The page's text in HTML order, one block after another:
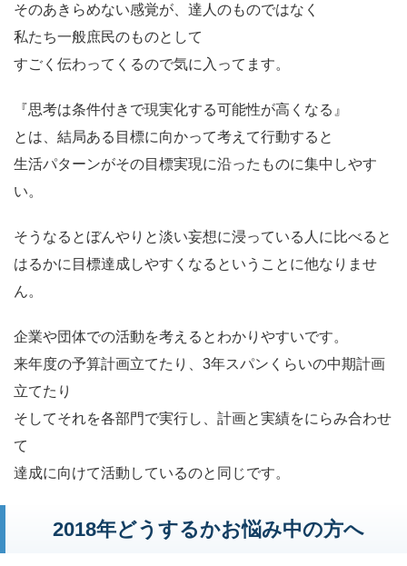
そのあきらめない感覚が、達人のものではなく
私たち一般庶民のものとして
すごく伝わってくるので気に入ってます。
『思考は条件付きで現実化する可能性が高くなる』
とは、結局ある目標に向かって考えて行動すると
生活パターンがその目標実現に沿ったものに集中しやす
い。
そうなるとぼんやりと淡い妄想に浸っている人に比べると
はるかに目標達成しやすくなるということに他なりませ
ん。
企業や団体での活動を考えるとわかりやすいです。
来年度の予算計画立てたり、3年スパンくらいの中期計画
立てたり
そしてそれを各部門で実行し、計画と実績をにらみ合わせ
て
達成に向けて活動しているのと同じです。
2018年どうするかお悩み中の方へ